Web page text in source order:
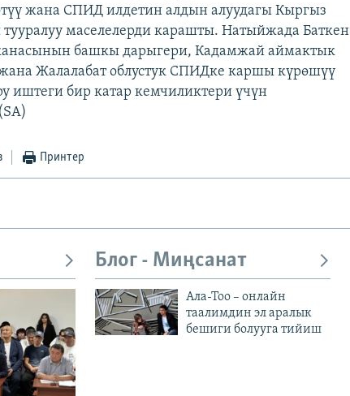
жана СПИД илдетин алдын алуудагы Кыргыз
маселелерди карашты. Натыйжада Баткен
башкы дарыгери, Кадамжай аймактык
Жалалабат облустук СПИДке каршы күрөшүү
иштеги бир катар кемчиликтери үчүн
Принтер
Блог - Миңсанат
Ала-Тоо – онлайн
таалимдин эл аралык
бешиги болууга тийиш